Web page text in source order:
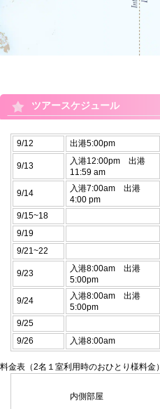
ツアースケジュール
9/12 出港5:00pm
9/13
入港12:00pm 出港
11:59 am
9/14
入港7:00am 出港
4:00 pm
9/15~18
9/19
9/21~22
9/23
入港8:00am 出港
5:00pm
9/24
入港8:00am 出港
5:00pm
9/25
9/26
入港8:00am
料金表（2名１室利用時のおひとり様料金）
内側部屋